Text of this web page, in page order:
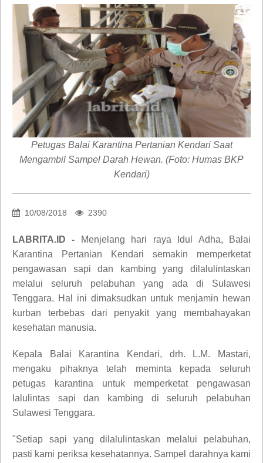
Petugas Balai Karantina Pertanian Kendari Saat
Mengambil Sampel Darah Hewan. (Foto: Humas BKP
Kendari)
10/08/2018 2390
LABRITA.ID -
Menjelang hari raya Idul Adha, Balai
Karantina Pertanian Kendari semakin memperketat
pengawasan sapi dan kambing yang dilalulintaskan
melalui seluruh pelabuhan yang ada di Sulawesi
Tenggara. Hal ini dimaksudkan untuk menjamin hewan
kurban terbebas dari penyakit yang membahayakan
kesehatan manusia.
Kepala Balai Karantina Kendari, drh. L.M. Mastari,
mengaku pihaknya telah meminta kepada seluruh
petugas karantina untuk memperketat pengawasan
lalulintas sapi dan kambing di seluruh pelabuhan
Sulawesi Tenggara.
"Setiap sapi yang dilalulintaskan melalui pelabuhan,
pasti kami periksa kesehatannya. Sampel darahnya kami